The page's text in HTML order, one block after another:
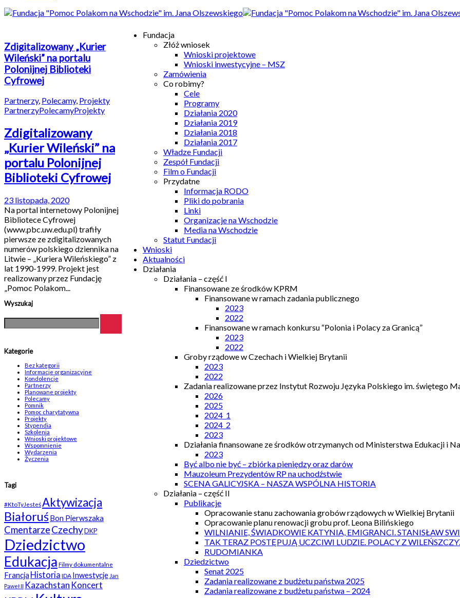
Fundacja
Złóż wniosek
Wnioski projektowe
Wnioski inwestycyjne – MSZ
Zamówienia
Co robimy?
Cele
Programy
Działania 2020
Działania 2019
Działania 2018
Działania 2017
Władze Fundacji
Zespół Fundacji
Film o Fundacji
Przydatne
Informacja RODO
Pliki do pobrania
Linki
Organizacje na Wschodzie
Media na Wschodzie
Statut Fundacji
Wnioski
Aktualności
Działania
Działania – część I
Finansowane ze środków KPRM
Finansowane w ramach zadania publicznego
2023
2022
Finansowane w ramach konkursu “Polonia i Polacy za Granicą”
2023
2022
Groby rządowe w Czechach i Wielkiej Brytanii
2023
2022
Zadania realizowane przez Instytut Rozwoju Języka Polskiego im. świętego
2026
2025
2024_1
2024_2
2023
Działania finansowane ze środków otrzymanych od Ministerstwa Edukacji i
2023
Być albo nie być – zbiórka pieniędzy oraz darów
Mauzoleum Prezydentów RP na uchodźstwie
SCENA GALICYJSKA – NASZA WSPÓLNA HISTORIA
Działania – część II
Publikacje
Opracowanie stanu zachowania grobów rządowych w Wielkiej Brytanii
Opracowanie planu renowacji grobu prof. Leona Bilińskiego
WILNIANIE, ŚWIADKOWIE KATYNIA, EMIGRANCI. STANISŁAW
TAK TERAZ POSTĘPUJĄ UCZCIWI LUDZIE. POLACY Z
RUDOMIANKA
Dziedzictwo
Senat 2025
Zadania realizowane z budżetu państwa 2025
Zadania realizowane z budżetu państwa – 2024
Zdigitalizowany „Kurier
Wileński” na portalu
Polonijnej Biblioteki
Cyfrowej
Partnerzy, Polecamy, Projekty
PartnerzyPolecamyProjekty
Zdigitalizowany
„Kurier Wileński” na
portalu Polonijnej
Biblioteki Cyfrowej
23 listopada, 2020
Na portal internetowy Polonijnej
Bibliotece Cyfrowej
(www.pbc.uw.edu.pl) trafiły
pierwsze ze zdigitalizowanych
numerów polskiego dziennika na
Litwie – „Kuriera Wileńskiego” z
lat 1990-1999. Projekt jest
realizowany przez Fundację
„Pomoc Polakom...
Wyszukaj
Kategorie
Bez kategorii
Informacje organizacyjne
Kondolencje
Partnerzy
Planowane projekty
Polecamy
Pomnik
Pomoc charytatywna
Projekty
Stypendia
Szkolenia
Wnioski projektowe
Wspomnienie
Wydarzenia
Życzenia
Tagi
#KtoTyJesteśAktywizacja
BiałoruśBon Pierwszaka
CmentarzeCzechy DKP
Dziedzictwo
Edukacja Filmy dokumentalne
Francja Historia IDA Inwestycje Jan
Paweł II Kazachstan Koncert